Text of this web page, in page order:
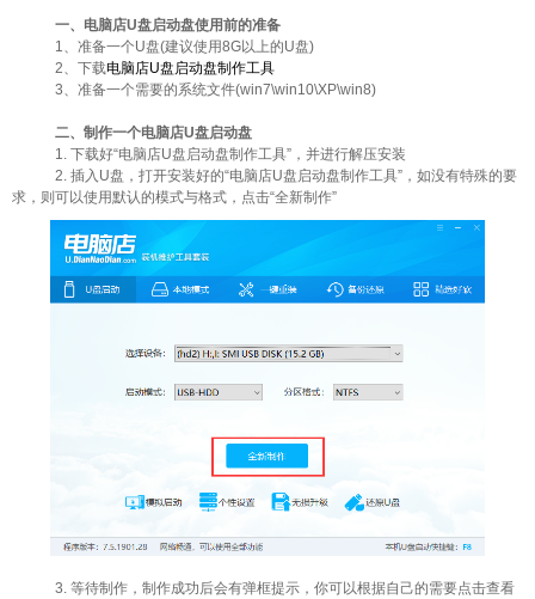
一、电脑店U盘启动盘使用前的准备
1、准备一个U盘(建议使用8G以上的U盘)
2、下载电脑店U盘启动盘制作工具
3、准备一个需要的系统文件(win7\win10\XP\win8)
二、制作一个电脑店U盘启动盘
1. 下载好“电脑店U盘启动盘制作工具”，并进行解压安装
2. 插入U盘，打开安装好的“电脑店U盘启动盘制作工具”，如没有特殊的要
求，则可以使用默认的模式与格式，点击“全新制作”
3. 等待制作，制作成功后会有弹框提示，你可以根据自己的需要点击查看